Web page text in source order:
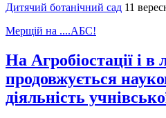
Дитячий ботанічний сад 11
Мерщій на ....АБС!
На Агробіостації і в
продовжується
діяльність